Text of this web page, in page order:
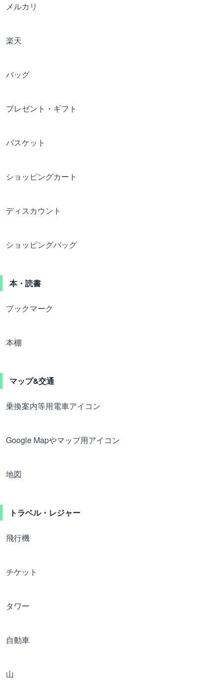
メルカリ
楽天
バッグ
プレゼント・ギフト
バスケット
ショッピングカート
ディスカウント
ショッピングバッグ
本・読書
ブックマーク
本棚
マップ&交通
乗換案内等用電車アイコン
Google Mapやマップ用アイコン
地図
トラベル・レジャー
飛行機
チケット
タワー
自動車
山